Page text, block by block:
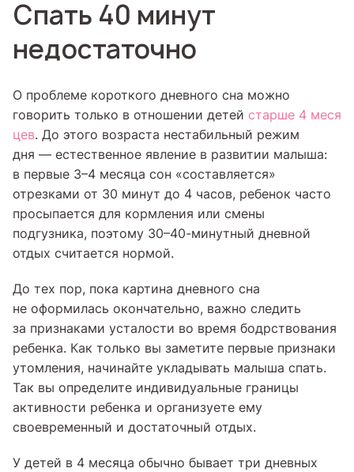
Спать 40 минут
недостаточно
О проблеме короткого дневного сна можно
говорить только в отношении детей старше 4 меся
цев. До этого возраста нестабильный режим
дня — естественное явление в развитии малыша:
в первые 3–4 месяца сон «составляется»
отрезками от 30 минут до 4 часов, ребенок часто
просыпается для кормления или смены
подгузника, поэтому 30–40-минутный дневной
отдых считается нормой.
До тех пор, пока картина дневного сна
не оформилась окончательно, важно следить
за признаками усталости во время бодрствования
ребенка. Как только вы заметите первые признаки
утомления, начинайте укладывать малыша спать.
Так вы определите индивидуальные границы
активности ребенка и организуете ему
своевременный и достаточный отдых.
У детей в 4 месяца обычно бывает три дневных